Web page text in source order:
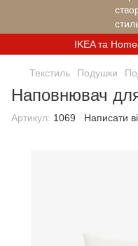
IKEA та
Текстиль Подушки
Наповнювач
Артикул: 1069 Написати